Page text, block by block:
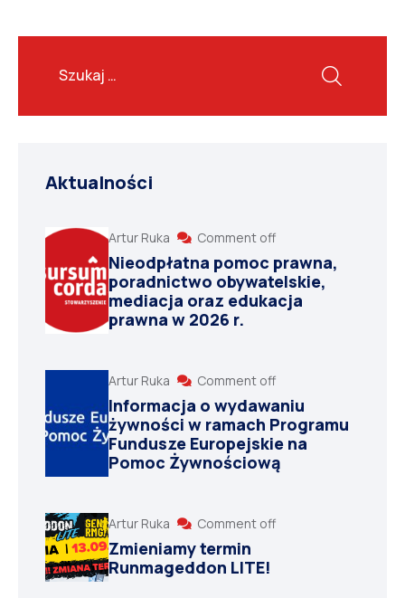
Aktualności
Artur Ruka Comment off
Nieodpłatna pomoc prawna,
poradnictwo obywatelskie,
mediacja oraz edukacja
prawna w 2026 r.
Artur Ruka Comment off
Informacja o wydawaniu
żywności w ramach Programu
Fundusze Europejskie na
Pomoc Żywnościową
Artur Ruka Comment off
Zmieniamy termin
Runmageddon LITE!